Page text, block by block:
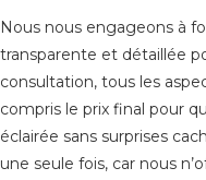
Nous nous engageons à
transparente et détaillée
consultation, tous les
compris le prix final pour
éclairée sans surprises
une seule fois, car nous